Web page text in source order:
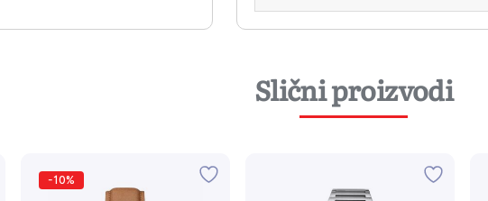
Slični proizvodi
-10%